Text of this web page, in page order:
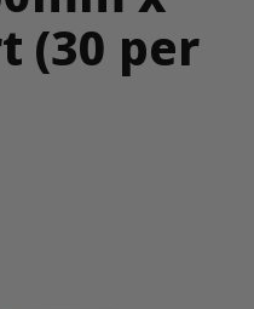
(30 per